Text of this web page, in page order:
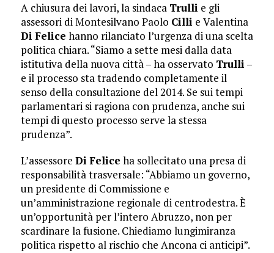
A chiusura dei lavori, la sindaca Trulli e gli
assessori di Montesilvano Paolo Cilli e Valentina
Di Felice hanno rilanciato l’urgenza di una scelta
politica chiara. “Siamo a sette mesi dalla data
istitutiva della nuova città – ha osservato Trulli –
e il processo sta tradendo completamente il
senso della consultazione del 2014. Se sui tempi
parlamentari si ragiona con prudenza, anche sui
tempi di questo processo serve la stessa
prudenza”.
L’assessore Di Felice ha sollecitato una presa di
responsabilità trasversale: “Abbiamo un governo,
un presidente di Commissione e
un’amministrazione regionale di centrodestra. È
un’opportunità per l’intero Abruzzo, non per
scardinare la fusione. Chiediamo lungimiranza
politica rispetto al rischio che Ancona ci anticipi”.